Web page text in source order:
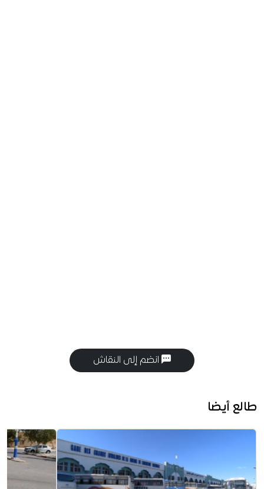
انضم إلى النقاش
طالع أيضا